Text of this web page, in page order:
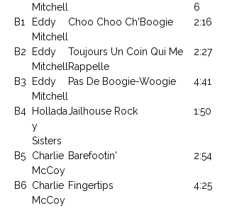
Mitchell
6
B1
Eddy
Mitchell
Choo Choo Ch'Boogie 2:16
B2
Eddy
Mitchell
Toujours Un Coin Qui Me
Rappelle
2:27
B3
Eddy
Mitchell
Pas De Boogie-Woogie 4:41
B4
Hollada
y
Sisters
Jailhouse Rock 1:50
B5
Charlie
McCoy
Barefootin' 2:54
B6 Charlie
McCoy
Fingertips 4:25